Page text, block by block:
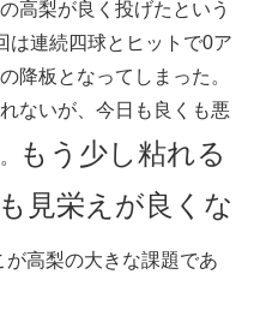
高梨が良く投げたという
は連続四球とヒットで0ア
降板となってしまった。
ないが、今日も良くも悪
もう少し粘れる
見栄えが良くな
が高梨の大きな課題であ